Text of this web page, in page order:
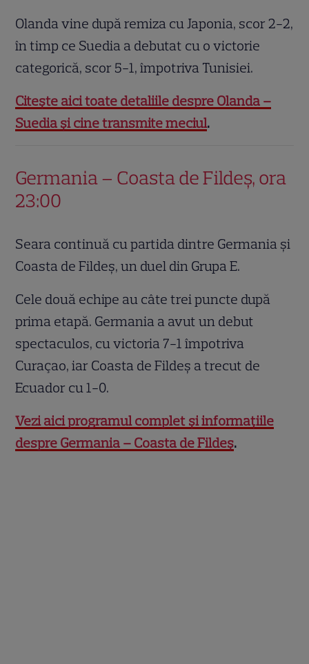
Olanda vine după remiza cu Japonia, scor 2-2,
în timp ce Suedia a debutat cu o victorie
categorică, scor 5-1, împotriva Tunisiei.
Citește aici toate detaliile despre Olanda –
Suedia și cine transmite meciul.
Germania – Coasta de Fildeș, ora
23:00
Seara continuă cu partida dintre Germania și
Coasta de Fildeș, un duel din Grupa E.
Cele două echipe au câte trei puncte după
prima etapă. Germania a avut un debut
spectaculos, cu victoria 7-1 împotriva
Curaçao, iar Coasta de Fildeș a trecut de
Ecuador cu 1-0.
Vezi aici programul complet și informațiile
despre Germania – Coasta de Fildeș.